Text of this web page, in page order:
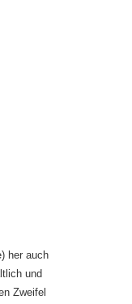
her auch
und
Zweifel